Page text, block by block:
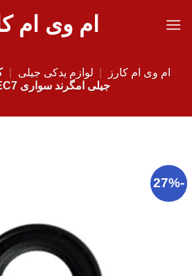
ام وی ام
ام وی ام کارز لوازم یدکی جیلی
جیلی امگرند سواری EC7 یورو 5
-27%